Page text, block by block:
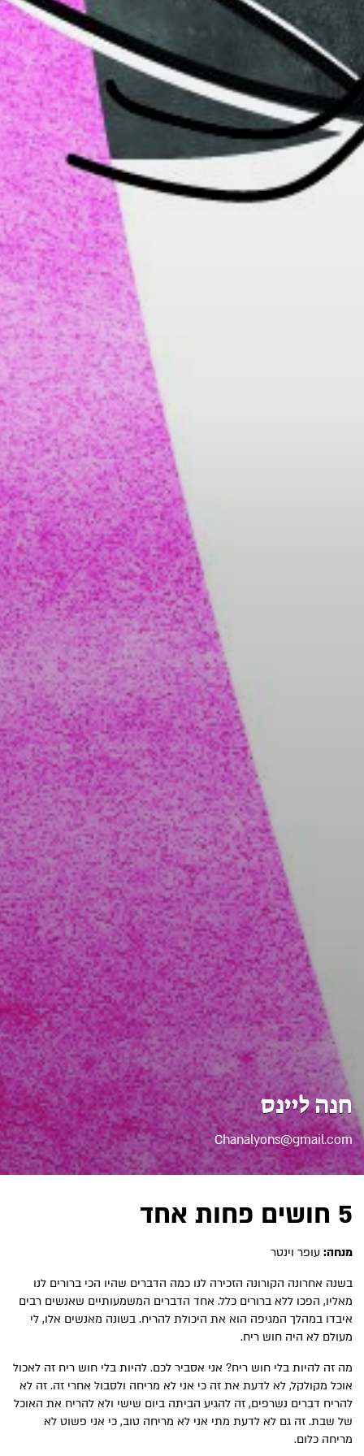
חנה ליינס
Chanalyons@gmail.com
5 חושים פחות אחד
מנחה: עופר וינטר
בשנה אחרונה הקורונה הזכירה לנו כמה הדברים שהיו הכי ברורים לנו
מאליו, הפכו ללא ברורים כלל. אחד הדברים המשמעותיים שאנשים רבים
איבדו במהלך המגיפה הוא את היכולת להריח. בשונה מאנשים אלו, לי
מעולם לא היה חוש ריח.
מה זה להיות בלי חוש ריח? אני אסביר לכם. להיות בלי חוש ריח זה לאכול
אוכל מקולקל, לא לדעת את זה כי אני לא מריחה ולסבול אחרי זה. זה לא
להריח דברים נשרפים, זה להגיע הביתה ביום שישי ולא להריח את האוכל
של שבת. זה גם לא לדעת מתי אני לא מריחה טוב, כי אני פשוט לא
מריחה כלום.